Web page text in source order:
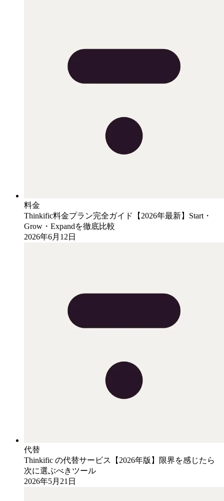
料金
Thinkific料金プラン完全ガイド【2026年最新】Start・
Grow・Expandを徹底比較
2026年6月12日
代替
Thinkific の代替サービス【2026年版】限界を感じたら
次に選ぶべきツール
2026年5月21日